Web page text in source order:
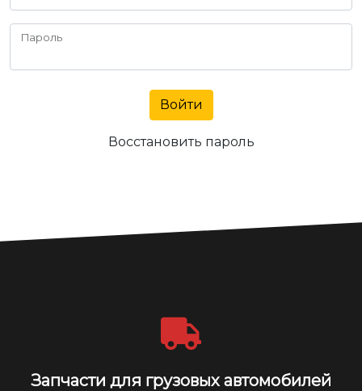
Пароль
Войти
Восстановить пароль
Запчасти для грузовых автомобилей